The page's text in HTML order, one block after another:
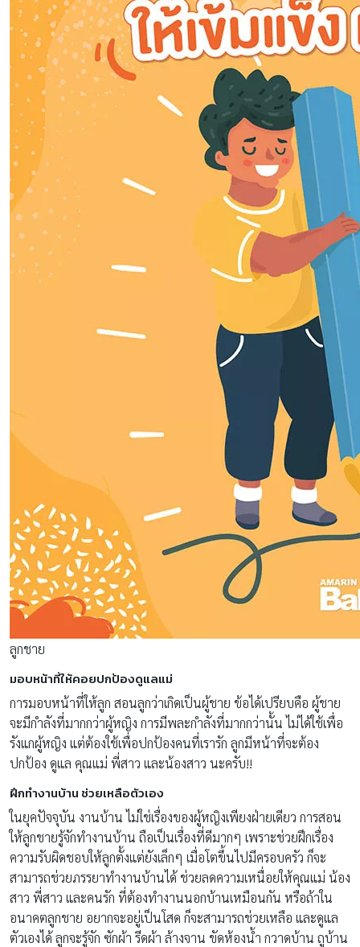
ลูกชาย
มอบหน้าที่ให้คอยปกป้องดูแลแม่
การมอบหน้าที่ให้ลูก สอนลูกว่าเกิดเป็นผู้ชาย ข้อได้เปรียบคือ ผู้ชาย
จะมีกำลังที่มากกว่าผู้หญิง การมีพละกำลังที่มากกว่านั้น ไม่ได้ใช้เพื่อ
รังแกผู้หญิง แต่ต้องใช้เพื่อปกป้องคนที่เรารัก ลูกมีหน้าที่จะต้อง
ปกป้อง ดูแล คุณแม่ พี่สาว และน้องสาว นะครับ!!
ฝึกทำงานบ้าน ช่วยเหลือตัวเอง
ในยุคปัจจุบัน งานบ้าน ไม่ใช่เรื่องของผู้หญิงเพียงฝ่ายเดียว การสอน
ให้ลูกชายรู้จักทำงานบ้าน ถือเป็นเรื่องที่ดีมากๆ เพราะช่วยฝึกเรื่อง
ความรับผิดชอบให้ลูกตั้งแต่ยังเล็กๆ เมื่อโตขึ้นไปมีครอบครัว ก็จะ
สามารถช่วยภรรยาทำงานบ้านได้ ช่วยลดความเหนื่อยให้คุณแม่ น้อง
สาว พี่สาว และคนรัก ที่ต้องทำงานนอกบ้านเหมือนกัน หรือถ้าใน
อนาคตลูกชาย อยากจะอยู่เป็นโสด ก็จะสามารถช่วยเหลือ และดูแล
ตัวเองได้ ลูกจะรู้จัก ซักผ้า รีดผ้า ล้างจาน ขัดห้องน้ำ กวาดบ้าน ถูบ้าน